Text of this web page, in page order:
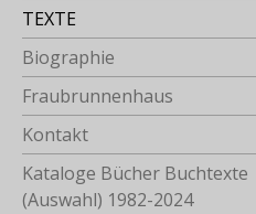
TEXTE
Biographie
Fraubrunnenhaus
Kontakt
Kataloge Bücher Buchtexte
(Auswahl) 1982-2024